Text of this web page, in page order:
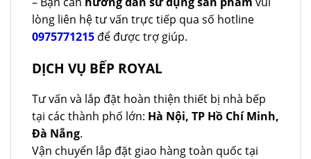
lòng liên hệ tư vấn trực tiếp qua số hotline
0975771215 để được trợ giúp.
DỊCH VỤ BẾP ROYAL
Tư vấn và lắp đặt hoàn thiện thiết bị nhà bếp
tại các thành phố lớn: Hà Nội, TP Hồ Chí Minh,
Đà Nẵng.
Vận chuyển lắp đặt giao hàng toàn quốc tại